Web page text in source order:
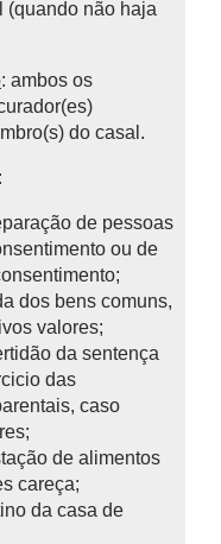
(quando não haja
: ambos os
do casal.
:
de pessoas
ou de
dos bens comuns,
valores;
da sentença
das
caso
de alimentos
careça;
da casa de